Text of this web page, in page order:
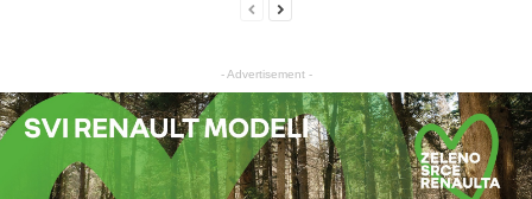
- Advertisement -